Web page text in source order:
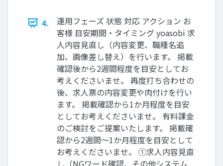
4.
運⽤フェーズ 状態 対応 アクション お
客様 ⽬安期間‧タイミング yoasobi 求
⼈内容⾒直し（内容変更、職種名追
加、画像差し替え）を⾏います。 掲載
確認後から2週間程度を⽬安としてお
考えくださいませ。 再度打ち合わせの
後、求⼈票の内容変更や⾁付けを⾏い
ます。 掲載確認から1か⽉程度を⽬安
としてお考えくださいませ。 有料課⾦
のご検討をご提案いたします。 掲載確
認から2週間〜1か⽉程度を⽬安として
お考えくださいませ。 ①求⼈内容⾒直